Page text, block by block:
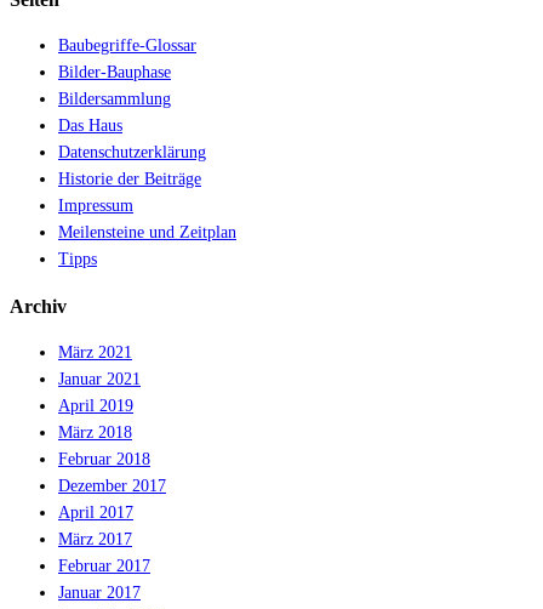
Baubegriffe-Glossar
Bilder-Bauphase
Bildersammlung
Das Haus
Datenschutzerklärung
Historie der Beiträge
Impressum
Meilensteine und Zeitplan
Tipps
Archiv
März 2021
Januar 2021
April 2019
März 2018
Februar 2018
Dezember 2017
April 2017
März 2017
Februar 2017
Januar 2017